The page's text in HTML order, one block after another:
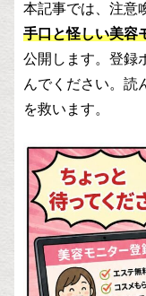
本記事では、注意
手口と怪しい美容
公開します。登録
んでください。読
を救います。